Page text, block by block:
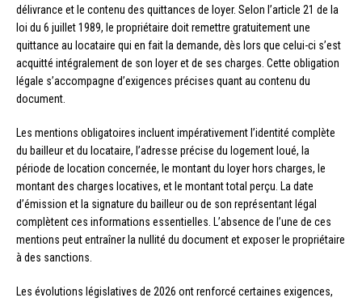
délivrance et le contenu des quittances de loyer. Selon l’article 21 de la
loi du 6 juillet 1989, le propriétaire doit remettre gratuitement une
quittance au locataire qui en fait la demande, dès lors que celui-ci s’est
acquitté intégralement de son loyer et de ses charges. Cette obligation
légale s’accompagne d’exigences précises quant au contenu du
document.
Les mentions obligatoires incluent impérativement l’identité complète
du bailleur et du locataire, l’adresse précise du logement loué, la
période de location concernée, le montant du loyer hors charges, le
montant des charges locatives, et le montant total perçu. La date
d’émission et la signature du bailleur ou de son représentant légal
complètent ces informations essentielles. L’absence de l’une de ces
mentions peut entraîner la nullité du document et exposer le propriétaire
à des sanctions.
Les évolutions législatives de 2026 ont renforcé certaines exigences,